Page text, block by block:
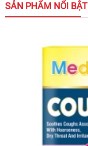
SẢN PHẨM NỔI BẬT